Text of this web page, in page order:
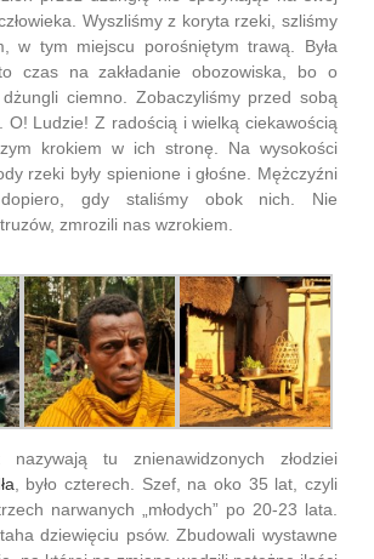
Wyszliśmy z koryta rzeki, szliśmy
w tym miejscu porośniętym trawą. Była
czas na zakładanie obozowiska, bo o
ciemno. Zobaczyliśmy przed sobą
O! Ludzie! Z radością i wielką ciekawością
krokiem w ich stronę. Na wysokości
rzeki były spienione i głośne. Mężczyźni
gdy staliśmy obok nich. Nie
zmrozili nas wzrokiem.
tu znienawidzonych złodziei
, było czterech. Szef, na oko 35 lat, czyli
narwanych „młodych” po 20-23 lata.
dziewięciu psów. Zbudowali wystawne